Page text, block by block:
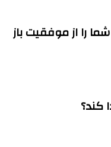
را از موفقیت باز
کند؟